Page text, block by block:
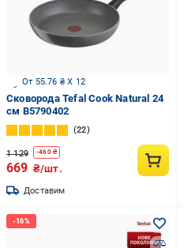
От 55.76 ₴ X 12
Сковорода Tefal Cook Natural 24
см B5790402
22
1 129 -460₴
669 ₴/шт.
Доставим